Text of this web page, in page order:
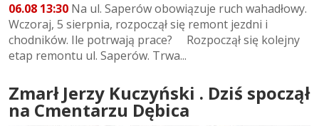
06.08 13:30 Na ul. Saperów obowiązuje ruch wahadłowy.
Wczoraj, 5 sierpnia, rozpoczął się remont jezdni i
chodników. Ile potrwają prace? Rozpoczął się kolejny
etap remontu ul. Saperów. Trwa...
Zmarł Jerzy Kuczyński . Dziś spoczął
na Cmentarzu Dębica